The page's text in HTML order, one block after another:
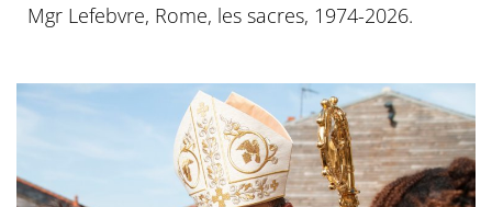
Mgr Lefebvre, Rome, les sacres, 1974-2026.